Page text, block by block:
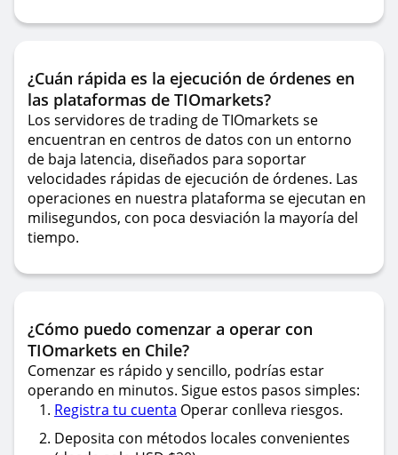
¿Cuán rápida es la ejecución de órdenes en
las plataformas de TIOmarkets?
Los servidores de trading de TIOmarkets se
encuentran en centros de datos con un entorno
de baja latencia, diseñados para soportar
velocidades rápidas de ejecución de órdenes. Las
operaciones en nuestra plataforma se ejecutan en
milisegundos, con poca desviación la mayoría del
tiempo.
¿Cómo puedo comenzar a operar con
TIOmarkets en Chile?
Comenzar es rápido y sencillo, podrías estar
operando en minutos. Sigue estos pasos simples:
Registra tu cuenta Operar conlleva riesgos.
Deposita con métodos locales convenientes